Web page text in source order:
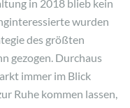
in 2018 blieb kein
wurden
des größten
gezogen. Durchaus
immer im Blick
Ruhe kommen lassen,